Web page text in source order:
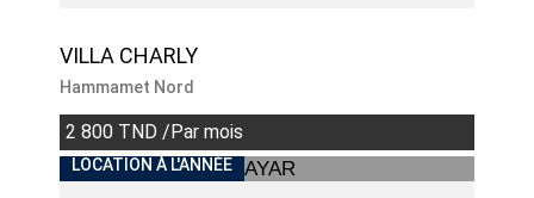
VILLA CHARLY
Hammamet Nord
2 800 TND /Par mois
INDISPONIBLE
LOCATION À L'ANNÉE